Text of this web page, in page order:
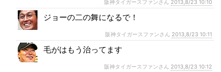
阪神タイガースファンさん 2013,8/23 10:10
ジョーの二の舞になるで！
阪神タイガースファンさん 2013,8/23 10:11
毛がはもう治ってます
阪神タイガースファンさん 2013,8/23 10:12